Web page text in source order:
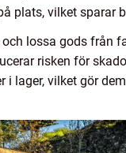
plats, vilket sparar
lossa gods från
risken för
lager, vilket gör